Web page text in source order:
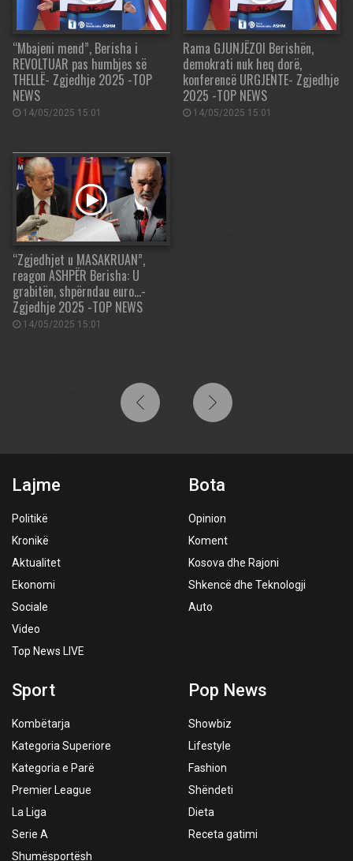
“Mbajeni mend”, Berisha i
REVOLTUAR pas humbjes së
THELLË- Zgjedhje 2025 -TOP
NEWS
14/05/2025 15:01
Rama GJUNJËZOI Berishën,
demokrati nuk heq dorë,
konferencë URGJENTE- Zgjedhje
2025 -TOP NEWS
14/05/2025 15:01
“Zgjedhjet u MASAKRUAN”,
reagon ASHPËR Berisha: U
grabitën, shpërndau euro…-
Zgjedhje 2025 -TOP NEWS
14/05/2025 15:01
Lajme
Politikë
Kronikë
Aktualitet
Ekonomi
Sociale
Video
Top News LIVE
Bota
Opinion
Koment
Kosova dhe Rajoni
Shkencë dhe Teknologji
Auto
Sport
Kombëtarja
Kategoria Superiore
Kategoria e Parë
Premier League
La Liga
Serie A
Shumësportësh
Pop News
Showbiz
Lifestyle
Fashion
Shëndeti
Dieta
Receta gatimi